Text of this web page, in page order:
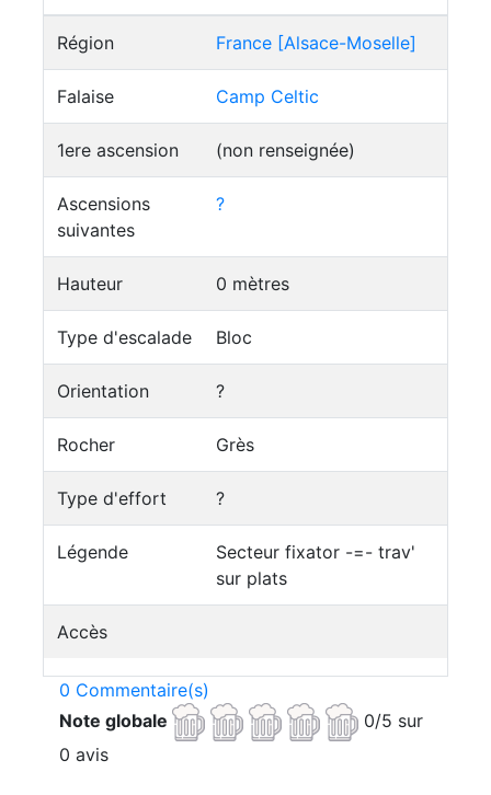
Région France [Alsace-Moselle]
Falaise Camp Celtic
1ere ascension (non renseignée)
Ascensions
suivantes
?
Hauteur 0 mètres
Type d'escalade Bloc
Orientation ?
Rocher Grès
Type d'effort ?
Légende
Secteur fixator -=- trav'
sur plats
Accès
0 Commentaire(s)
Note globale
0/5 sur
0 avis